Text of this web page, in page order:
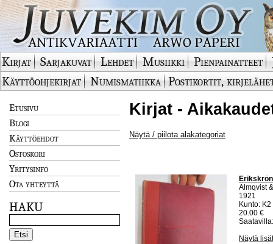
Kirjat Sarjakuvat Lehdet Musiikki Pienpainatteet
Käyttöohjekirjat
Numismatiikka Postikortit,
Etusivu
Blogi
Käyttöehdot
Ostoskori
Yritysinfo
Ota yhteyttä
HAKU
Kirjat -
Näytä / piilota alakategoriat
Almqvist
1921
Kunto:
20.00 €
Näytä